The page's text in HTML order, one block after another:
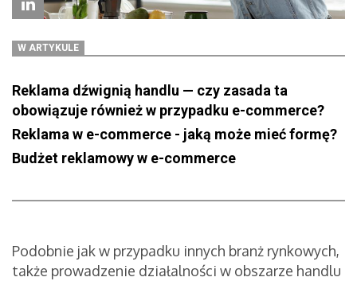
W ARTYKULE
Reklama dźwignią handlu — czy zasada ta
obowiązuje również w przypadku e-commerce?
Reklama w e-commerce - jaką może mieć formę?
Budżet reklamowy w e-commerce
Podobnie jak w przypadku innych branż rynkowych,
także prowadzenie działalności w obszarze handlu